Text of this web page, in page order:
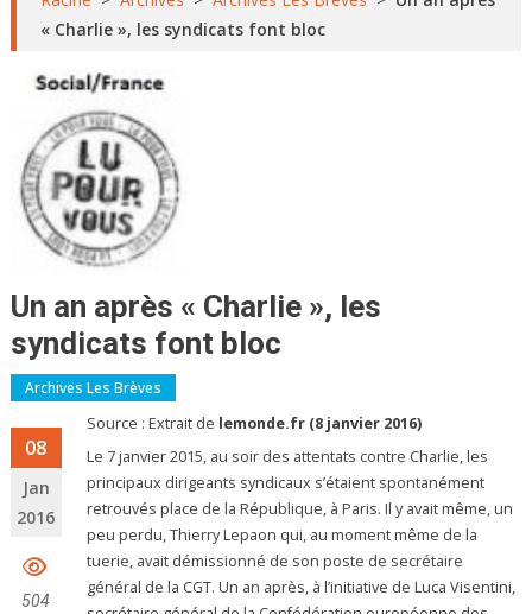
« Charlie », les syndicats font bloc
Un an après « Charlie », les
syndicats font bloc
Archives Les Brèves
08
Jan
2016
504
Source : Extrait de lemonde.fr (8 janvier 2016)
Le 7 janvier 2015, au soir des attentats contre Charlie, les
principaux dirigeants syndicaux s’étaient spontanément
retrouvés place de la République, à Paris. Il y avait même, un
peu perdu, Thierry Lepaon qui, au moment même de la
tuerie, avait démissionné de son poste de secrétaire
général de la CGT. Un an après, à l’initiative de Luca Visentini,